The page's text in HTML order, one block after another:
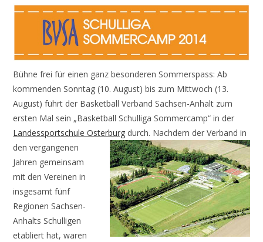
Bühne frei für einen ganz besonderen Sommerspass: Ab
kommenden Sonntag (10. August) bis zum Mittwoch (13.
August) führt der Basketball Verband Sachsen-Anhalt zum
ersten Mal sein „Basketball Schulliga Sommercamp“ in der
Landessportschule Osterburg durch. Nachdem derVerband in
den vergangenen
Jahren gemeinsam
mit den Vereinen in
insgesamt fünf
Regionen Sachsen-
Anhalts Schulligen
etabliert hat, waren